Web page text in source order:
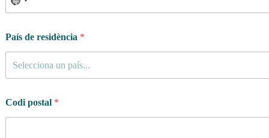
País de residència *
Selecciona un país...
Codi postal *